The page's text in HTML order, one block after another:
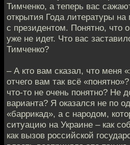
Тимченко, а теперь вас
открытия Года литературы
с президентом. Понятно, что
уже не идет. Что вас
Тимченко?
– А кто вам сказал, что меня
отчего вам так всё
что-то не очень понятно? Не
варианта? Я оказался не по
«баррикад», а с народом,
ситуацию на Украине – как
как вызов российской